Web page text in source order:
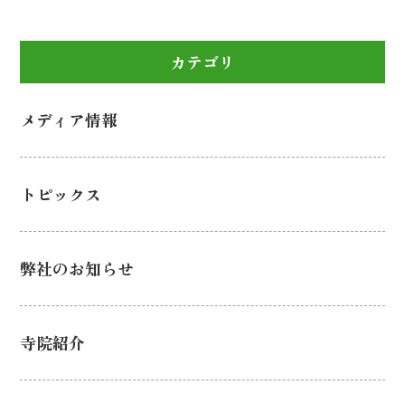
カテゴリ
メディア情報
トピックス
弊社のお知らせ
寺院紹介